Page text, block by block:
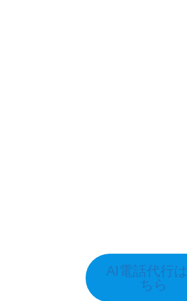
AI電話代行は
ちら